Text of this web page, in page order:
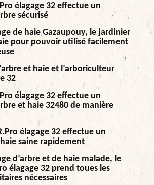
élagage 32 effectue un
sécurisé
de haie Gazaupouy, le jardinier
pour pouvoir utilisé facilement
et haie et l’arboriculteur
32
élagage 32 effectue un
et haie 32480 de manière
élagage 32 effectue un
saine rapidement
d’arbre et de haie malade, le
élagage 32 prend toues les
nécessaires